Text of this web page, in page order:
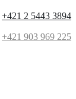
+421 2 5443 3894
+421 903 969 225